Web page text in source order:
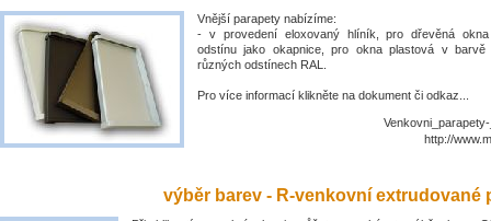
Vnější parapety nabízíme:
- v provedení eloxovaný hlíník, pro dřevěná
odstínu jako okapnice, pro okna plastová v
různých odstínech RAL.
Pro více informací klikněte na dokument či odkaz...
http://
výběr barev - R-venkovní extrudované